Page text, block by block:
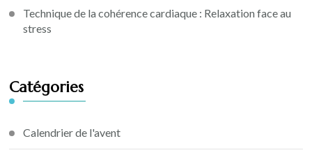
Technique de la cohérence cardiaque : Relaxation face au
stress
Catégories
Calendrier de l'avent